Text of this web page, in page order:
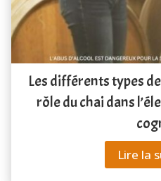
Les différents types
rôle du chai dans
Lire la